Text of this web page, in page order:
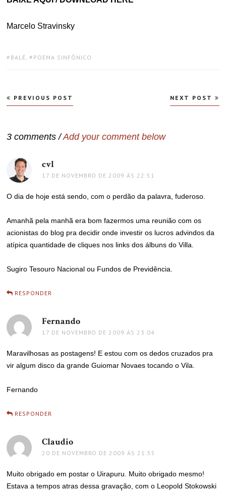
Marcelo Stravinsky
TAGS:
BALÉ, POEMA SINFÔNICO
Navegação
de
PREVIOUS POST NEXT POST
3 comments /Add your comment below
cvl
17 DE NOVEMBRO DE 2009 ÀS 22:51
O dia de hoje está sendo, com o perdão da palavra, fuderoso.
Amanhã pela manhã era bom fazermos uma reunião com os
acionistas do blog pra decidir onde investir os lucros advindos da
atípica quantidade de cliques nos links dos álbuns do Villa.
Sugiro Tesouro Nacional ou Fundos de Previdência.
RESPONDER
Fernando
17 DE NOVEMBRO DE 2009 ÀS 23:04
Maravilhosas as postagens! E estou com os dedos cruzados pra
vir algum disco da grande Guiomar Novaes tocando o Vila.
Fernando
RESPONDER
Claudio
20 DE NOVEMBRO DE 2009 ÀS 21:55
Muito obrigado em postar o Uirapuru. Muito obrigado mesmo!
Estava a tempos atras dessa gravação, com o Leopold Stokowski